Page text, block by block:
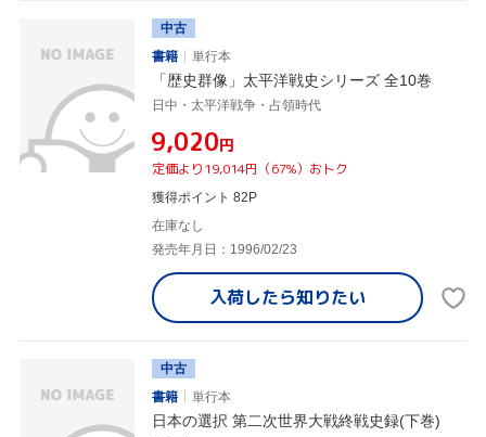
中古
書籍
単行本
「歴史群像」太平洋戦史シリーズ 全10巻
日中・太平洋戦争・占領時代
¥9,020円
定価より19,014円（67%）おトク
獲得ポイント 82P
在庫なし
発売年月日：1996/02/23
入荷したら知りたい
中古
書籍
単行本
日本の選択 第二次世界大戦終戦史録(下巻)